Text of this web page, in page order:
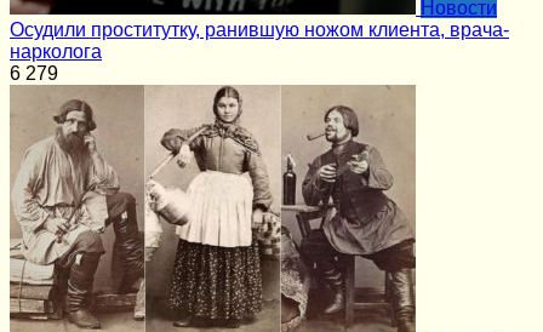
Новости
Осудили проститутку, ранившую ножом клиента, врача-
нарколога
6 279